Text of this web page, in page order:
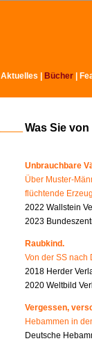
Aktuelles Bücher
Was Sie
Unbrauchbare
Über Muster-
flüchtende
2022 Wallstein
2023
Raubkind.
Von der SS nach
2018 Herder
2020 Weltbild
Vergessen,
Hebammen in
Deutsche